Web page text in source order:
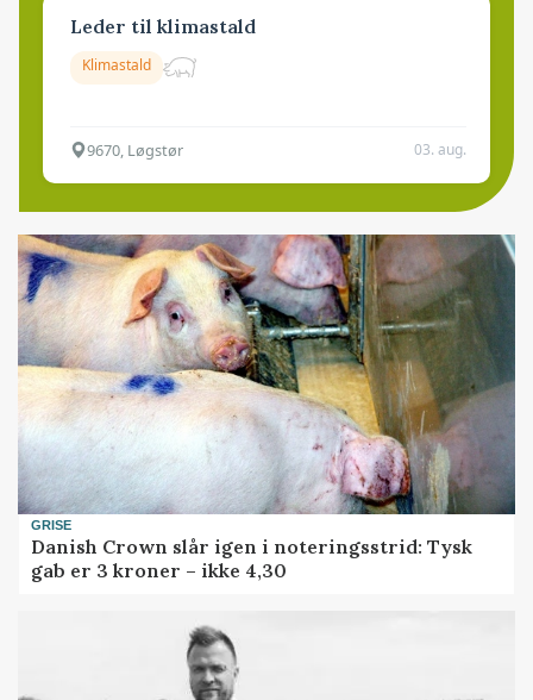
Leder til klimastald
Klimastald
9670, Løgstør 03. aug.
GRISE
Danish Crown slår igen i noteringsstrid: Tysk
gab er 3 kroner – ikke 4,30